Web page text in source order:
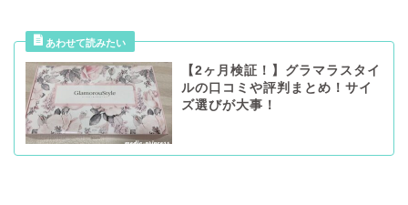
【2ヶ月検証！】グラマラスタイ
ルの口コミや評判まとめ！サイ
ズ選びが大事！